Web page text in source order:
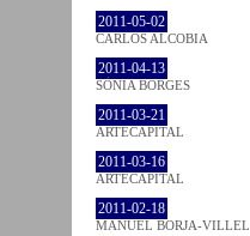
2011-05-02
CARLOS ALCOBIA
2011-04-13
SÓNIA BORGES
2011-03-21
ARTECAPITAL
2011-03-16
ARTECAPITAL
2011-02-18
MANUEL BORJA-VILLEL